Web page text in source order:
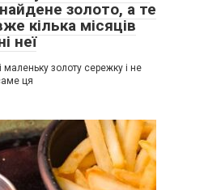
золото, а те
кілька місяців
неї
золоту сережку і не
ця